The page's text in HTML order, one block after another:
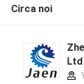
Circa noi